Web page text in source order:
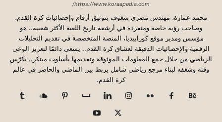
https://www.koraapedia.com/
محمد عمارة، مهندس مصري شغوف بتوثيق أرقام وإحصائيات كرة القدم،
وصاحب رؤية خاصة ومتفردة في أرشفة تاريخ اللعبة الأكثر شعبية.. هو
مؤسس ومدير موقع كورابيديا، المنصة المتخصصة في تقديم التحليلات
الرقمية والإحصائيات الدقيقة لعشاق كرة القدم.. يسعى دائمًا لتعزيز الوعي
الرياضي من خلال جمع المعلومات الموثوقة وتقديمها بأسلوب مبتكر.. يكرّس
وقته وشغفه لبناء مرجع رياضي شامل يربط بين الماضي والحاضر في عالم
كرة القدم.